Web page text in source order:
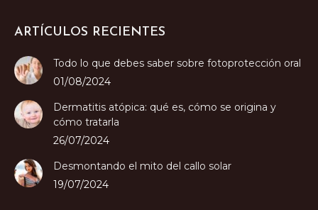
ARTÍCULOS RECIENTES
Todo lo que debes saber sobre fotoprotección oral
01/08/2024
Dermatitis atópica: qué es, cómo se origina y
cómo tratarla
26/07/2024
Desmontando el mito del callo solar
19/07/2024